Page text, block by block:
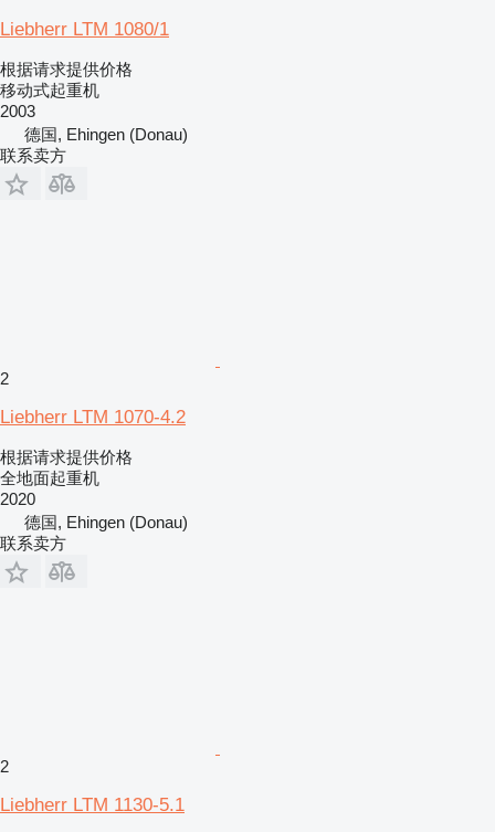
Liebherr LTM 1080/1
根据请求提供价格
移动式起重机
2003
德国, Ehingen (Donau)
联系卖方
2
Liebherr LTM 1070-4.2
根据请求提供价格
全地面起重机
2020
德国, Ehingen (Donau)
联系卖方
2
Liebherr LTM 1130-5.1